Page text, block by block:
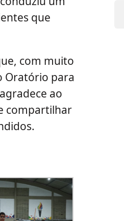
que
com muito
Oratório para
ao
compartilhar